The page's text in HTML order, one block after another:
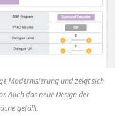
Modernisierung und zeigt sich
Auch das neue Design der
gefällt.